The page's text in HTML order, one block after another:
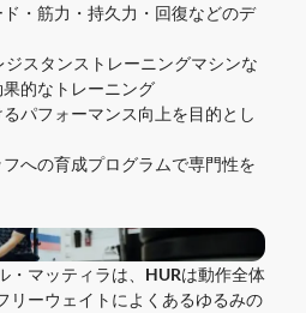
・筋力・持久力・回復などのデ
スタンストレーニングマシンな
的なトレーニング
パフォーマンス向上を目的とし
への育成プログラムで専門性を
・マッティラは、HURは動作全体
リーウェイトによくあるゆるみの